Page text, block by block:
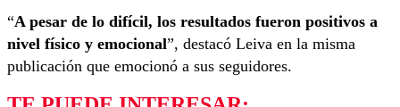
“A pesar de lo difícil, los resultados fueron positivos a
nivel físico y emocional”, destacó Leiva en la misma
publicación que emocionó a sus seguidores.